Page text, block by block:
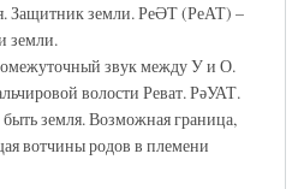
Защитник земли. РеӘТ (РеАТ) –
земли.
звук между У и О.
волости Реват. РәУАТ.
земля. Возможная граница,
вотчины родов в племени